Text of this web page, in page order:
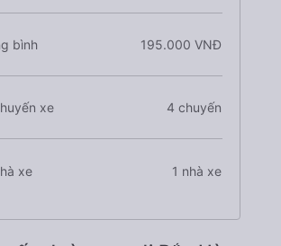
bình 195.000 VNĐ
xe 4 chuyến
xe 1 nhà xe